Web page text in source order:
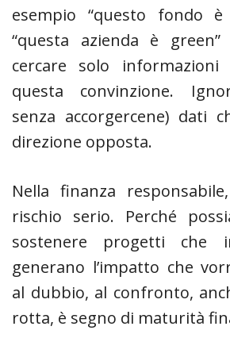
esempio “questo fondo è
“questa azienda è
cercare solo informazioni
questa convinzione.
senza accorgercene) dati
direzione opposta.
Nella finanza
rischio serio. Perché
sostenere progetti che
generano l’impatto che
al dubbio, al confronto,
rotta, è segno di maturità